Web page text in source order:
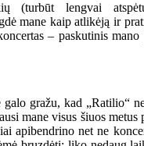
(turbūt lengvai
mane kaip atlikėją ir
– paskutinis mano
galo gražu, kad „Ratilio“
mane visus šiuos metus
apibendrino net ne